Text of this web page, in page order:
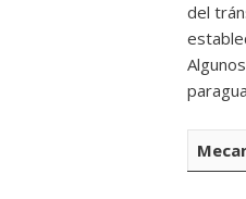
del